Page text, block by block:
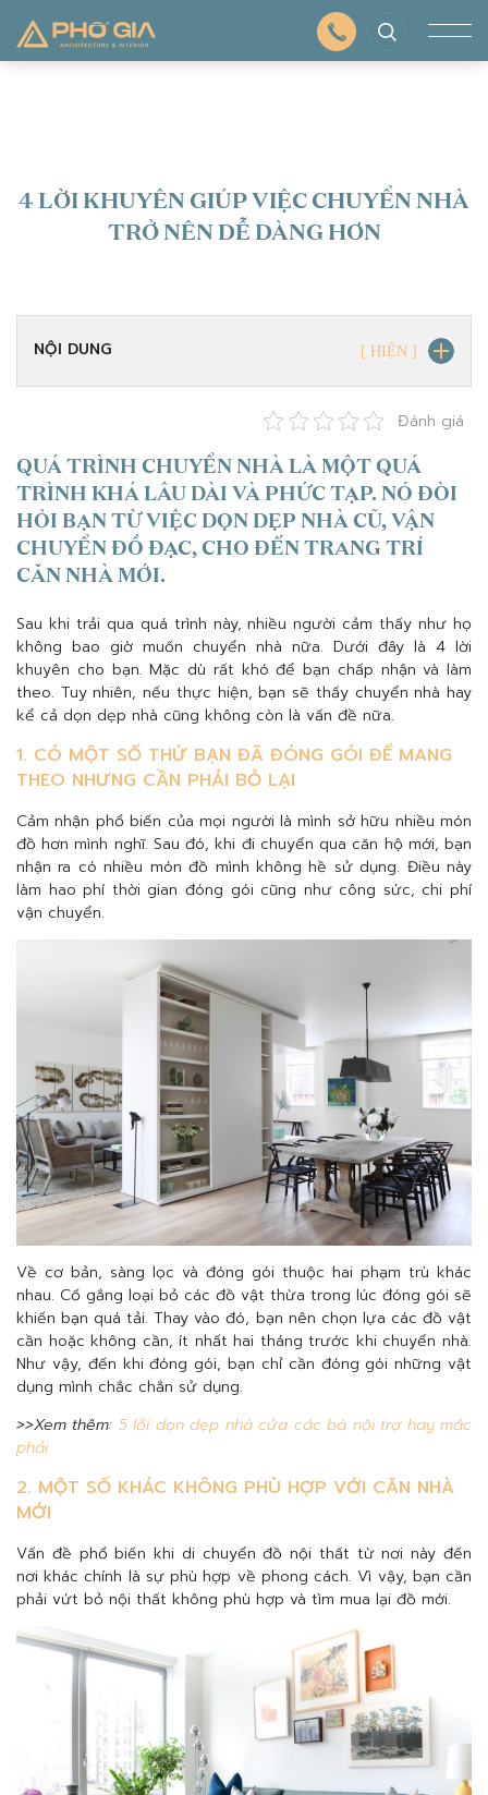
4 LỜI KHUYÊN GIÚP VIỆC CHUYỂN NHÀ
TRỞ NÊN DỄ DÀNG HƠN
NỘI DUNG
Đánh giá
QUÁ TRÌNH CHUYỂN NHÀ LÀ MỘT QUÁ
TRÌNH KHÁ LÂU DÀI VÀ PHỨC TẠP. NÓ ĐÒI
HỎI BẠN TỪ VIỆC DỌN DẸP NHÀ CŨ, VẬN
CHUYỂN ĐỒ ĐẠC, CHO ĐẾN TRANG TRÍ
CĂN NHÀ MỚI.
Sau khi trải qua quá trình này, nhiều người cảm thấy như họ
không bao giờ muốn chuyển nhà nữa. Dưới đây là 4 lời
khuyên cho bạn. Mặc dù rất khó để bạn chấp nhận và làm
theo. Tuy nhiên, nếu thực hiện, bạn sẽ thấy chuyển nhà hay
kể cả dọn dẹp nhà cũng không còn là vấn đề nữa.
1. CÓ MỘT SỐ THỨ BẠN ĐÃ ĐÓNG GÓI ĐỂ MANG
THEO NHƯNG CẦN PHẢI BỎ LẠI
Cảm nhận phổ biến của mọi người là mình sở hữu nhiều món
đồ hơn mình nghĩ. Sau đó, khi đi chuyển qua căn hộ mới, bạn
nhận ra có nhiều món đồ mình không hề sử dụng. Điều này
làm hao phí thời gian đóng gói cũng như công sức, chi phí
vận chuyển.
Về cơ bản, sàng lọc và đóng gói thuộc hai phạm trù khác
nhau. Cố gắng loại bỏ các đồ vật thừa trong lúc đóng gói sẽ
khiến bạn quá tải. Thay vào đó, bạn nên chọn lựa các đồ vật
cần hoặc không cần, ít nhất hai tháng trước khi chuyển nhà.
Như vậy, đến khi đóng gói, bạn chỉ cần đóng gói những vật
dụng mình chắc chắn sử dụng.
>>Xem thêm: 5 lỗi dọn dẹp nhà cửa các bà nội trợ hay mắc
phải
2. MỘT SỐ KHÁC KHÔNG PHÙ HỢP VỚI CĂN NHÀ
MỚI
Vấn đề phổ biến khi di chuyển đồ nội thất từ nơi này đến
nơi khác chính là sự phù hợp về phong cách. Vì vậy, bạn cần
phải vứt bỏ nội thất không phù hợp và tìm mua lại đồ mới.